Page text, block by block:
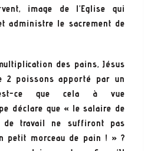
image de l’Eglise qui
administre le sacrement de
des pains, Jésus
2 poissons apporté par un
ce que cela à vue
déclare que « le salaire de
de travail ne suffiront pas
petit morceau de pain ! » ?